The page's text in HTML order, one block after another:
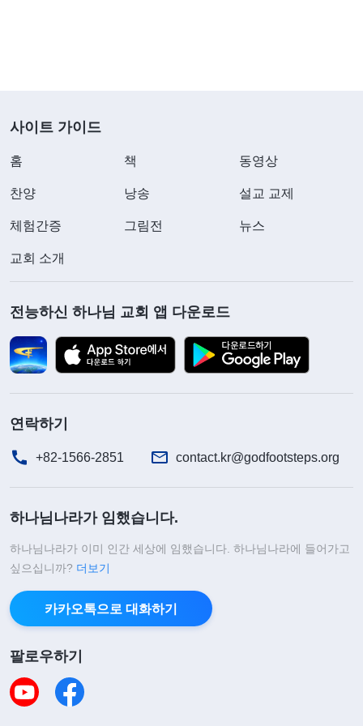
감당해야 할 책임이기도 해. 그런데 나는 왜 괴롭고
마음에 걸리는 걸까? 왜 그녀에게 빚진 기분이 드는
으면 보답하라’와 관련된 화제에 대해 말씀하신 것이
생각나서 하나님의 말씀을 찾아서 읽었습니다. 하나
님께서 말씀하셨습니다. 『‘은혜를 입으면 보답하
라’는 말은 중국 전통문화 중에서 사람의 덕행을 평
가하는 매우 전형적인 기준 중 하나이다. 사람의 인
성이 어떤지, 덕행이 어떤지를 판단하는 기준 중 하
보답하는지, 은혜를 입으면 보답하는 사람인지를 보
에서 사람은 누구나 은혜를 입으면 보답하는 것을 덕
행을 가늠하는 중요한 기준으로 여긴다. 만약 어떤
사람이 은혜에 보답할 줄 모른다면 배은망덕한 사람,
양심이 없고 교류할 가치가 없으며 모두에게 멸시받
고 혐오받아야 할 사람으로 여겨질 것이다. 반면, 어
떤 사람이 은혜를 입고 보답할 줄 안다면, 즉 다른 사
람으로부터 은혜를 입고 도움을 받은 후에 그 은혜를
잊지 않고 온 힘을 다해 상대에게 보답한다면, 그는
다른 사람으로부터 은혜를 입고 도움을 받은 후에 은
사이트 가이드
홈 책 동영상
찬양 낭송 설교 교제
체험간증 그림전 뉴스
교회 소개
전능하신 하나님 교회 앱 다운로드
연락하기
+82-1566-2851 contact.kr@godfootsteps.org
하나님나라가 임했습니다.
하나님나라가 이미 인간 세상에 임했습니다. 하나님나라에 들어가고
싶으십니까? 더보기
카카오톡으로 대화하기
팔로우하기